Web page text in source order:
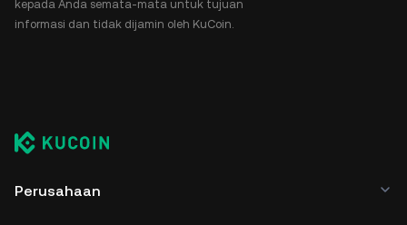
kepada Anda semata-mata untuk tujuan
informasi dan tidak dijamin oleh KuCoin.
Perusahaan